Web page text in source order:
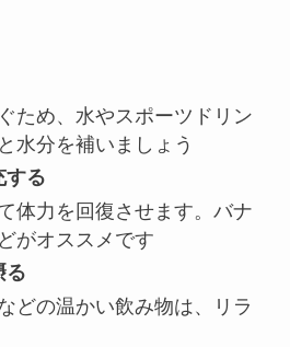
ため、水やスポーツドリン
水分を補いましょう
する
体力を回復させます。バナ
がオススメです
る
どの温かい飲み物は、リラ